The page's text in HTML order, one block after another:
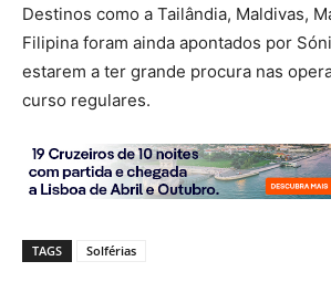
Destinos como a Tailândia, Maldivas,
Filipina foram ainda apontados por
estarem a ter grande procura nas
curso regulares.
TAGS Solférias